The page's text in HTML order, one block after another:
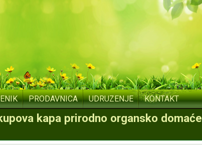
PRODAVNICA UDRUZENJE KONTAKT
kapa prirodno organsko domaće